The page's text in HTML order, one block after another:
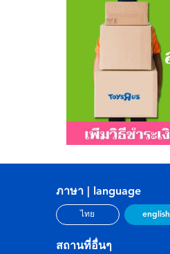
ภาษา | language
ไทย english
สถานที่อื่นๆ